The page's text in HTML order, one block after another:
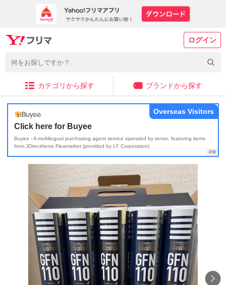
ログイン
カテゴリから探す ブランドから探す
Click here for Buyee
Buyee - A multilingual purchasing agent service operated by tenso, featuring items
from JDirectItems Fleamarket (provided by LY Corporation)
Overseas Visitors